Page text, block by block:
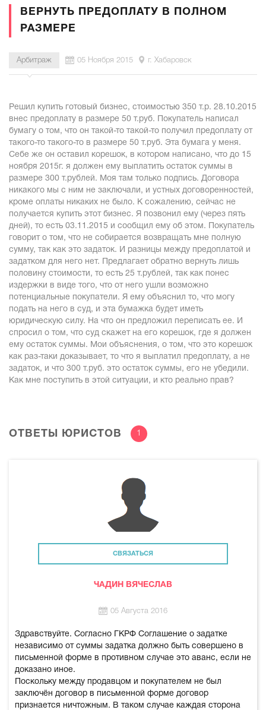
ВЕРНУТЬ ПРЕДОПЛАТУ В ПОЛНОМ
РАЗМЕРЕ
Арбитраж 05 Ноября 2015 г. Хабаровск
Решил купить готовый бизнес, стоимостью 350 т.р. 28.10.2015
внес предоплату в размере 50 т.руб. Покупатель написал
бумагу о том, что он такой-то такой-то получил предоплату от
такого-то такого-то в размере 50 т.руб. Эта бумага у меня.
Себе же он оставил корешок, в котором написано, что до 15
ноября 2015г. я должен ему выплатить остаток суммы в
размере 300 т.рублей. Моя там только подпись. Договора
никакого мы с ним не заключали, и устных договоренностей,
кроме оплаты никаких не было. К сожалению, сейчас не
получается купить этот бизнес. Я позвонил ему (через пять
дней), то есть 03.11.2015 и сообщил ему об этом. Покупатель
говорит о том, что не собирается возвращать мне полную
сумму, так как это задаток. И разницы между предоплатой и
задатком для него нет. Предлагает обратно вернуть лишь
половину стоимости, то есть 25 т.рублей, так как понес
издержки в виде того, что от него ушли возможно
потенциальные покупатели. Я ему объяснил то, что могу
подать на него в суд, и эта бумажка будет иметь
юридическую силу. На что он предложил переписать ее. И
спросил о том, что суд скажет на его корешок, где я должен
ему остаток суммы. Мои объяснения, о том, что это корешок
как раз-таки доказывает, то что я выплатил предоплату, а не
задаток, и что 300 т.руб. это остаток суммы, его не убедили.
Как мне поступить в этой ситуации, и кто реально прав?
ОТВЕТЫ ЮРИСТОВ 1
СВЯЗАТЬСЯ
ЧАДИН ВЯЧЕСЛАВ
05 Августа 2016
Здравствуйте. Согласно ГКРФ Соглашение о задатке
независимо от суммы задатка должно быть совершено в
письменной форме в противном случае это аванс, если не
доказано иное.
Поскольку между продавцом и покупателем не был
заключён договор в письменной форме договор
признается ничтожным. В таком случае каждая сторона